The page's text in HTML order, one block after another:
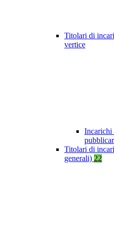
Titolari di
vertice
Incarichi
Titolari di
generali) 22